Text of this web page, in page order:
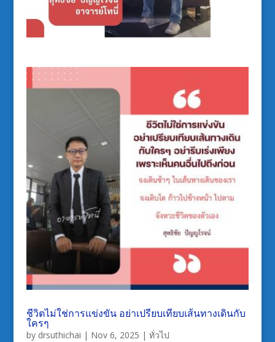
ชีวิตไม่ใช่การแข่งขัน อย่าเปรียบเทียบเส้นทางเดินกับ
ใครๆ
by drsuthichai | Nov 6, 2025 | ทั่วไป